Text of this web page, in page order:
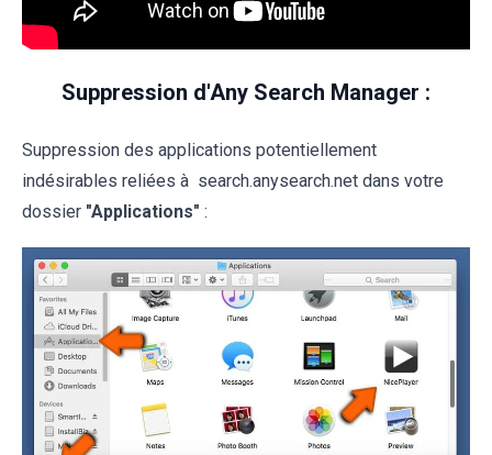
Suppression d'Any Search Manager :
Suppression des applications potentiellement
indésirables reliées à search.anysearch.net dans votre
dossier "Applications" :